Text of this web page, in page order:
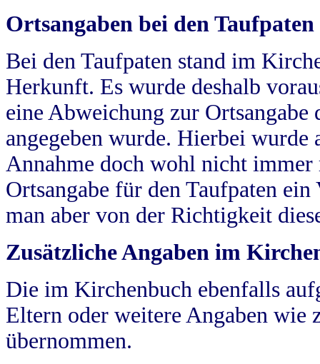
Ortsangaben bei den Taufpaten
Bei den Taufpaten stand im
Herkunft. Es wurde deshalb
eine Abweichung zur
angegeben wurde. Hierbei wurde
Annahme doch wohl nicht
Ortsangabe für den Taufpaten
man aber von der Richtigkeit
Zusätzliche Angaben im
Die im Kirchenbuch ebenfalls
Eltern oder weitere Angaben wie
übernommen.